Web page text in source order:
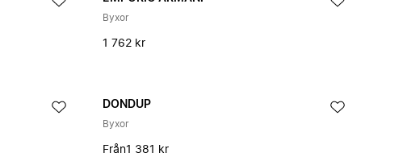
Byxor
1 762 kr
DONDUP
Byxor
Från1 381 kr